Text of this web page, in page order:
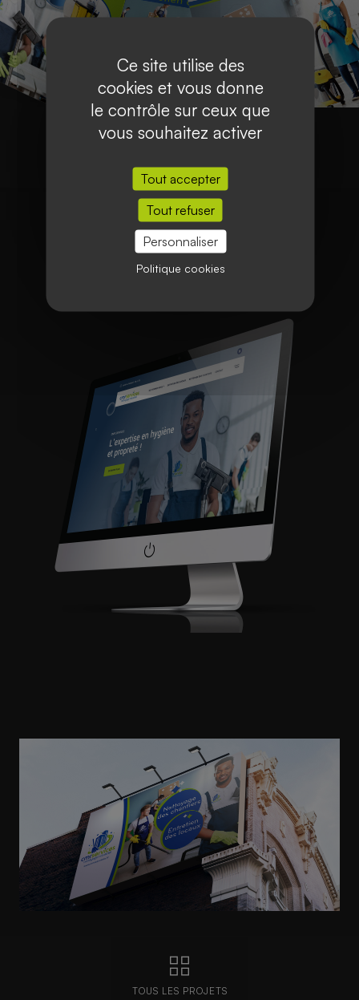
Site vitrine
TOUS LES PROJETS
Ce site utilise des
cookies et vous donne
le contrôle sur ceux que
vous souhaitez activer
Tout accepter
Tout refuser
Personnaliser
Politique cookies